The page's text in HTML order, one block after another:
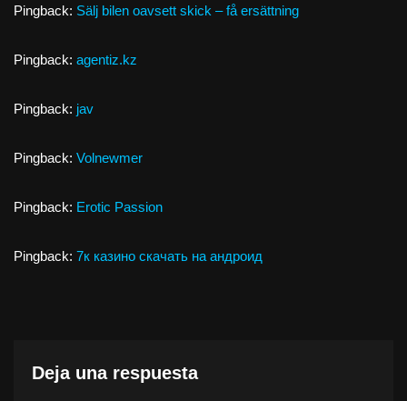
Pingback: Sälj bilen oavsett skick – få ersättning
Pingback: agentiz.kz
Pingback: jav
Pingback: Volnewmer
Pingback: Erotic Passion
Pingback: 7к казино скачать на андроид
Deja una respuesta